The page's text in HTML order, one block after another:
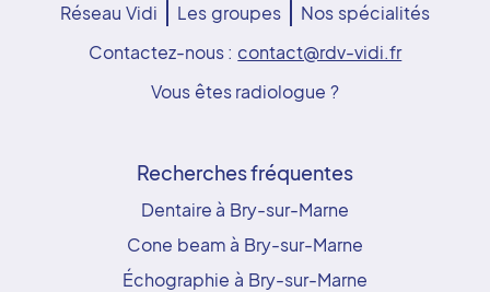
Réseau Vidi
Les groupes
Nos spécialités
Contactez-nous : contact@rdv-vidi.fr
Vous êtes radiologue ?
Recherches fréquentes
Dentaire à Bry-sur-Marne
Cone beam à Bry-sur-Marne
Échographie à Bry-sur-Marne